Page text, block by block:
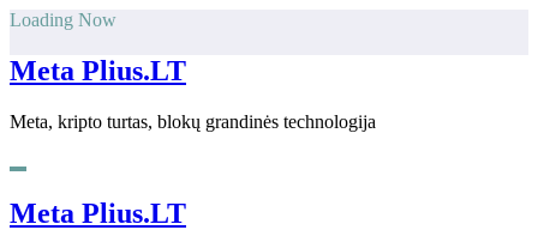
Skip
content
Loading Now
Meta Plius.LT
Meta, kripto turtas, blokų grandinės technologija
Meta Plius.LT